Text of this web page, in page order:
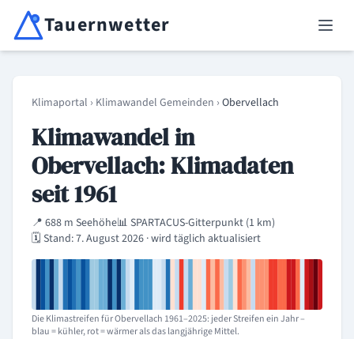
Tauernwetter
Unabhängiger Wetterdienst für Kärnten, Osttirol & Alpenregion
Klimaportal › Klimawandel Gemeinden › Obervellach
Klimawandel in
Obervellach: Klimadaten
seit 1961
📍 688 m Seehöhe📊 SPARTACUS-Gitterpunkt (1 km)
🗓️ Stand: 7. August 2026 · wird täglich aktualisiert
Die Klimastreifen für Obervellach 1961–2025: jeder Streifen ein Jahr –
blau = kühler, rot = wärmer als das langjährige Mittel.